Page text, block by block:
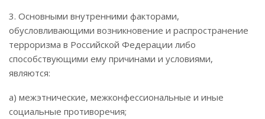
3. Основными внутренними факторами,
обусловливающими возникновение и распространение
терроризма в Российской Федерации либо
способствующими ему причинами и условиями,
являются:
а) межэтнические, межконфессиональные и иные
социальные противоречия;